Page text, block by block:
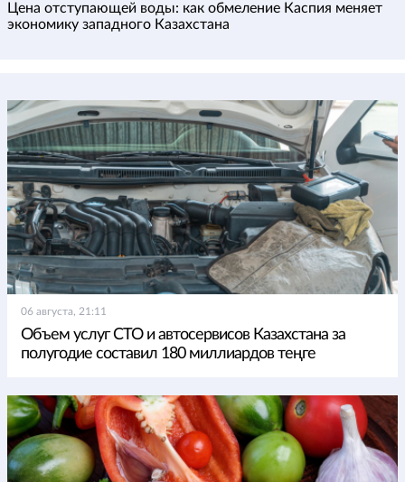
Цена отступающей воды: как обмеление Каспия меняет
экономику западного Казахстана
06 августа, 21:11
Объем услуг СТО и автосервисов Казахстана за
полугодие составил 180 миллиардов теңге